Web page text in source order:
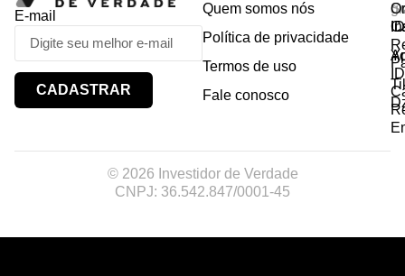
E-mail
CADASTRAR
Quem somos nós
Política de privacidade
Termos de uso
Fale conosco
© 2026 Investidor de Verdade
CNPJ: 36.542.847/0001-45